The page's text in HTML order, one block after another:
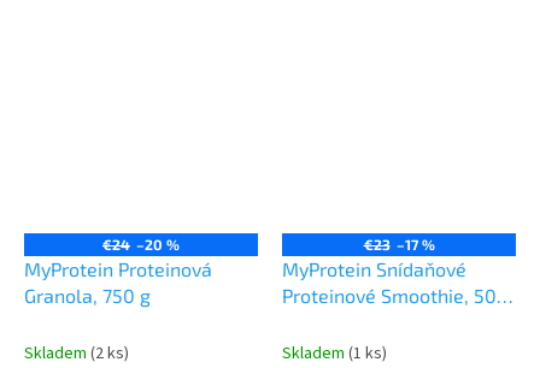
€24 –20 %
MyProtein Proteinová
Granola, 750 g
Skladem (2 ks)
€23 –17 %
MyProtein Snídaňové
Proteinové Smoothie, 500
Skladem (1 ks)